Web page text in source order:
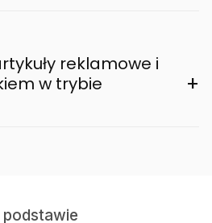
reklamowe i
w trybie
+
podstawie